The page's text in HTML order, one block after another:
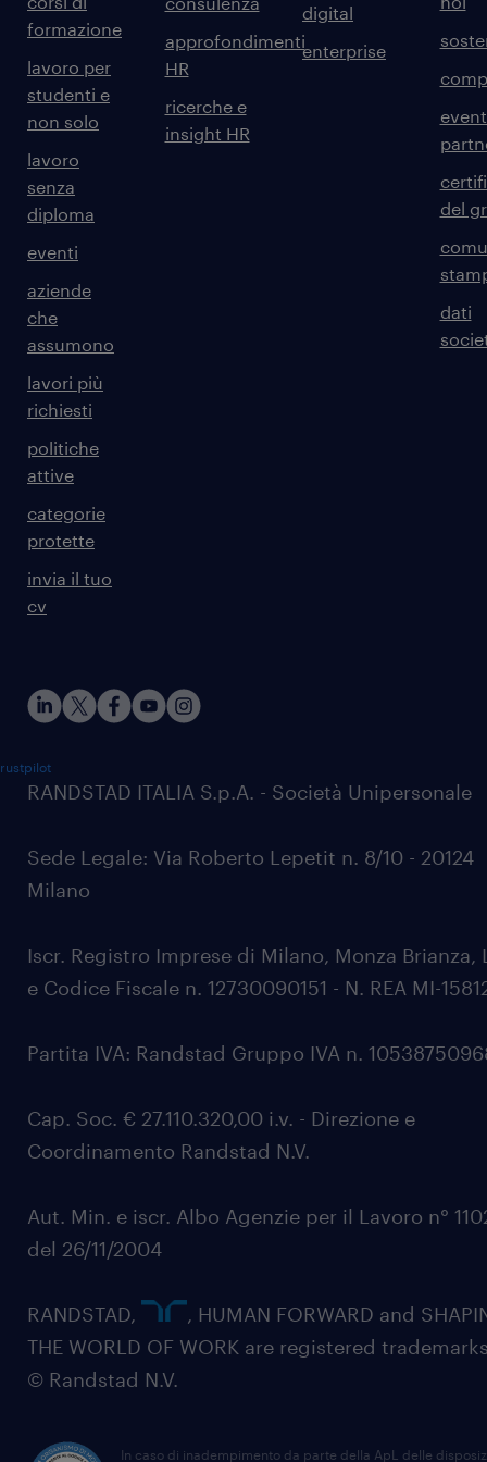
formazione
lavoro per
studenti e
non solo
lavoro
senza
diploma
eventi
aziende
che
assumono
lavori più
richiesti
politiche
attive
categorie
protette
invia il tuo
cv
approfondimenti
HR
ricerche e
insight HR
digital
enterprise
del
dati
RANDSTAD ITALIA S.p.A. - Società Unipersonale
Sede Legale: Via Roberto Lepetit n. 8/10 - 20124
Milano
Iscr. Registro Imprese di Milano, Monza Brianza,
e Codice Fiscale n. 12730090151 - N. REA MI-
Partita IVA: Randstad Gruppo IVA n.
Cap. Soc. € 27.110.320,00 i.v. - Direzione e
Coordinamento Randstad N.V.
Aut. Min. e iscr. Albo Agenzie per il Lavoro n°
del 26/11/2004
RANDSTAD,
, HUMAN FORWARD and
THE WORLD OF WORK are registered
© Randstad N.V.
In caso di inadempimento da parte della ApL delle